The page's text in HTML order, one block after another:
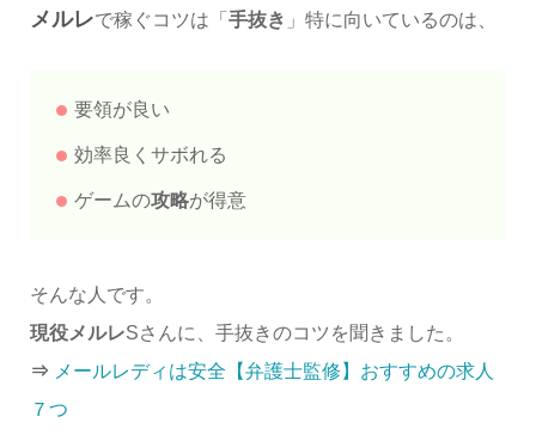
メルレで稼ぐコツは「 手抜き 」特に向いているのは、
要領が良い
効率良くサボれる
ゲームの攻略が得意
そんな人です。
現役メルレSさんに、手抜きのコツを聞きました。
⇒ メールレディは安全【弁護士監修】おすすめの求人
７つ